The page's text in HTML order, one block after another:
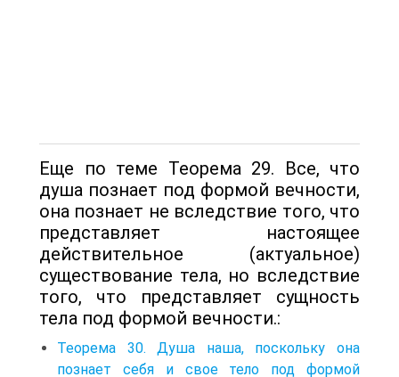
Еще по теме Теорема 29. Все, что
душа познает под формой вечности,
она познает не вследствие того, что
представляет настоящее
действительное (актуальное)
существование тела, но вследствие
того, что представляет сущность
тела под формой вечности.:
Теорема 30. Душа наша, поскольку она
познает себя и свое тело под формой